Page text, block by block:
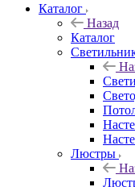
Каталог
Назад
Каталог
Люстры